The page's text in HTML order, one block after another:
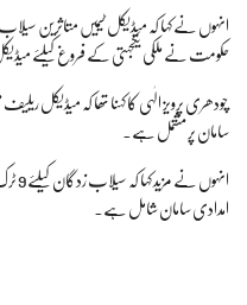
انہوں نے کہا کہ میڈیکل ٹیمیں متاثرین
حکومت نے ملکی یکجہتی کے فروغ کیلئے
چودھری پرویز الٰہی کا کہنا تھا کہ میڈیکل
سامان پر مشتمل ہے۔
امدادی سامان شامل ہے۔